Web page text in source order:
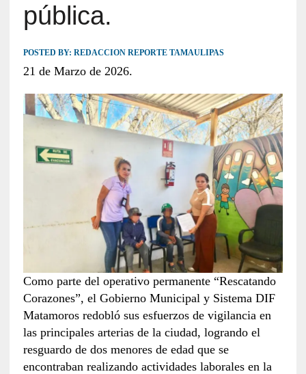
pública.
POSTED BY: REDACCION REPORTE TAMAULIPAS
21 de Marzo de 2026.
Como parte del operativo permanente “Rescatando
Corazones”, el Gobierno Municipal y Sistema DIF
Matamoros redobló sus esfuerzos de vigilancia en
las principales arterias de la ciudad, logrando el
resguardo de dos menores de edad que se
encontraban realizando actividades laborales en la